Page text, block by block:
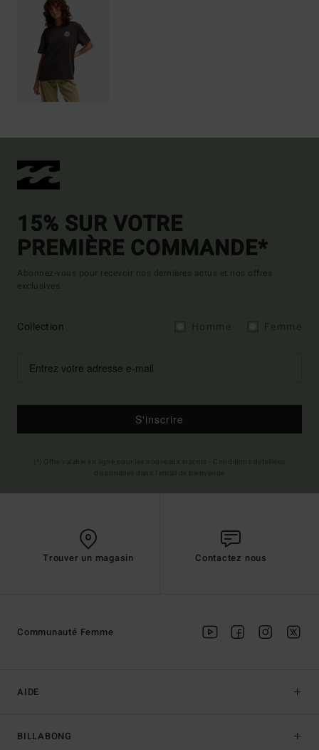
15% SUR VOTRE
PREMIÈRE COMMANDE*
Abonnez-vous pour recevoir nos dernières actus et nos offres
exclusives.
Collection
S'inscrire
Trouver un magasin Contactez nous
AIDE
BILLABONG
Communauté Femme